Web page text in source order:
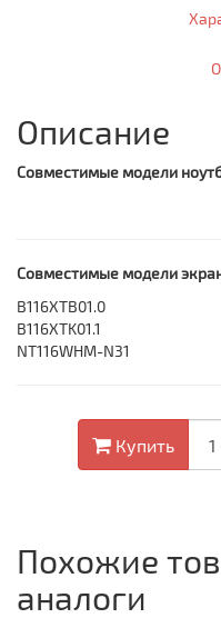
Описание
Совместимые модели
Совместимые модели
B116XTB01.0
B116XTK01.1
NT116WHM-N31
Купить
Похожие
аналоги